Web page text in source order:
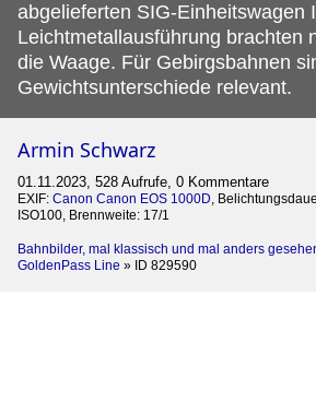
abgelieferten SIG-Einheitswagen
Leichtmetallausführung brachten
die Waage. Für Gebirgsbahnen
Gewichtsunterschiede relevant.
Armin Schwarz
01.11.2023, 528 Aufrufe, 0 Kommentare
EXIF: Canon Canon EOS 1000D,
ISO100, Brennweite: 17/1
Bahnbilder, mal klassisch und mal anders
GoldenPass Line » ID 829590